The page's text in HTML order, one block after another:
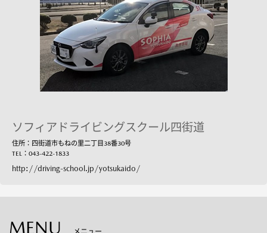
ソフィアドライビングスクール四街道
住所：四街道市もねの里二丁目38番30号
TEL：043-422-1833
http://driving-school.jp/yotsukaido/
MENU